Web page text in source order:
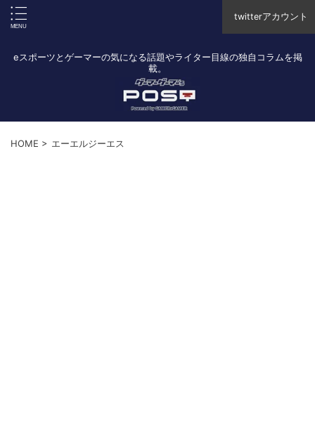
twitterアカウント
eスポーツとゲーマーの気になる話題やライター目線の独自コラムを掲
載。
HOME > エーエルジーエス